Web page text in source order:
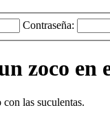
Contraseña:
zoco en
las suculentas.